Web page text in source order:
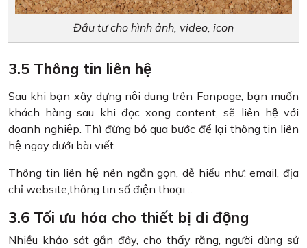
Đầu tư cho hình ảnh, video, icon
3.5 Thông tin liên hệ
Sau khi bạn xây dựng nội dung trên Fanpage, bạn muốn
khách hàng sau khi đọc xong content, sẽ liên hệ với
doanh nghiệp. Thì đừng bỏ qua bước để lại thông tin liên
hệ ngay dưới bài viết.
Thông tin liên hệ nên ngắn gọn, dễ hiểu như: email, địa
chỉ website,thông tin số điện thoại…
3.6 Tối ưu hóa cho thiết bị di động
Nhiều khảo sát gần đây, cho thấy rằng, người dùng sử